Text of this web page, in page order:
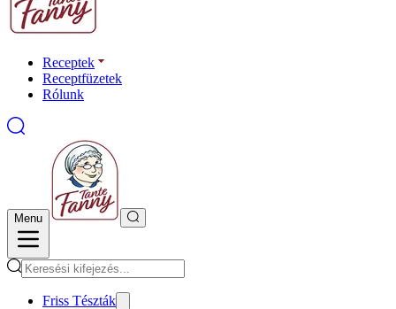
Receptek
Receptfüzetek
Rólunk
Menu
Friss Tészták